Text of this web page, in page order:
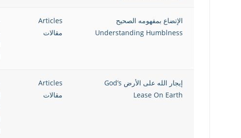
الإتضاع بمفهومه الصحيح
Understanding Humblness
Articles
مقالات
إيجار الله على الأرض God’s
Lease On Earth
Articles
مقالات